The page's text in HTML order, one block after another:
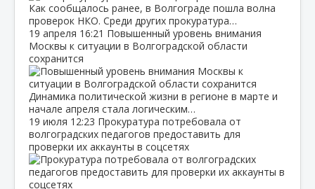
Как сообщалось ранее, в Волгограде пошла волна
проверок НКО. Среди других прокуратура…
19 апреля 16:21 Повышенный уровень внимания
Москвы к ситуации в Волгоградской области
сохранится
Динамика политической жизни в регионе в марте и
начале апреля стала логическим…
19 июля 12:23 Прокуратура потребовала от
волгоградских педагогов предоставить для
проверки их аккаунты в соцсетях